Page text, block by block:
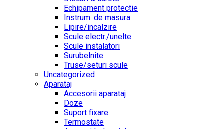
Echipament protectie
Instrum. de masura
Lipire/incalzire
Scule electr./unelte
Scule instalatori
Surubelnite
Truse/seturi scule
Uncategorized
Aparataj
Accesorii aparataj
Doze
Suport fixare
Termostate